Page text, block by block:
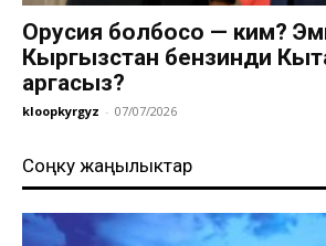
Орусия болбосо — ким?
Кыргызстан бензинди
аргасыз?
kloopkyrgyz - 07/07/2026
Соңку жаңылыктар